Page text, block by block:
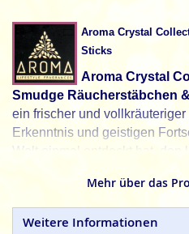
Aroma Crystal
Sticks
Aroma Crystal
Smudge Räucherstäbchen
ein frischer und
Erkenntnis und geistigen
Welt einmal entdeckt hat, den
Schwellungen und
Mehr über das
Weitere Informationen